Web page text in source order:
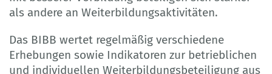
als andere an Weiterbildungsaktivitäten.
Das BIBB wertet regelmäßig verschiedene
Erhebungen sowie Indikatoren zur betrieblichen
und individuellen Weiterbildungsbeteiligung aus